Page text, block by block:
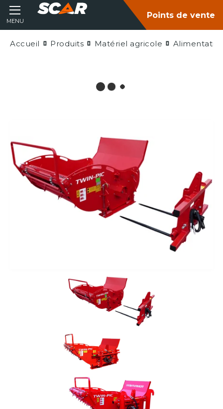
MENU
Points de vente
Accueil Produits Matériel agricole